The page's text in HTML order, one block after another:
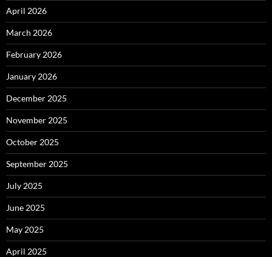
April 2026
March 2026
February 2026
January 2026
December 2025
November 2025
October 2025
September 2025
July 2025
June 2025
May 2025
April 2025